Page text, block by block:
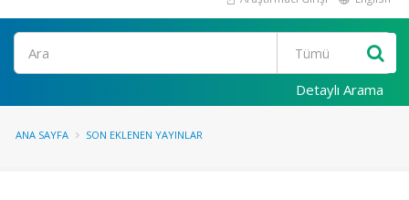
Ara
Detaylı Arama
ANA SAYFA SON EKLENEN YAYINLAR